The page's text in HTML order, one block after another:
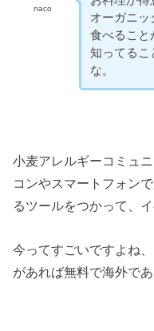
naco
オーガニッ
食べること
知ってるこ
な。
小麦アレルギーコミュ
コンやスマートフォン
るツールをつかって、
今ってすごいですよね
があれば無料で海外で